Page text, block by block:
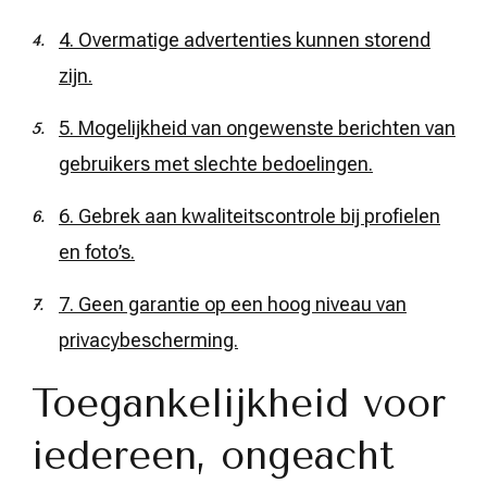
4. Overmatige advertenties kunnen storend
zijn.
5. Mogelijkheid van ongewenste berichten van
gebruikers met slechte bedoelingen.
6. Gebrek aan kwaliteitscontrole bij profielen
en foto’s.
7. Geen garantie op een hoog niveau van
privacybescherming.
Toegankelijkheid voor
iedereen, ongeacht